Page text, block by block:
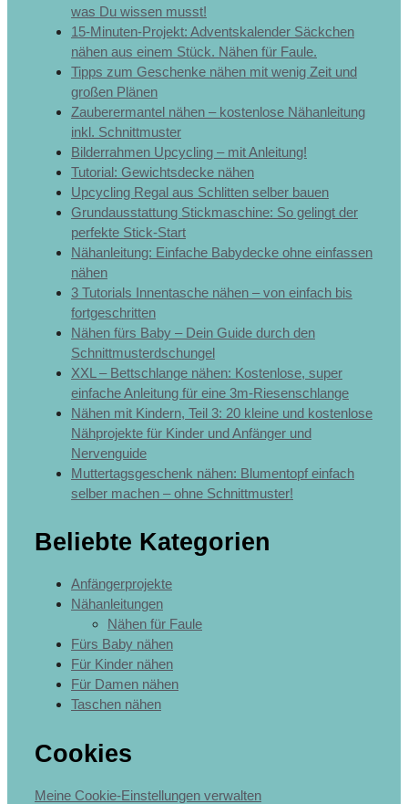
was Du wissen musst!
15-Minuten-Projekt: Adventskalender Säckchen
nähen aus einem Stück. Nähen für Faule.
Tipps zum Geschenke nähen mit wenig Zeit und
großen Plänen
Zauberermantel nähen – kostenlose Nähanleitung
inkl. Schnittmuster
Bilderrahmen Upcycling – mit Anleitung!
Tutorial: Gewichtsdecke nähen
Upcycling Regal aus Schlitten selber bauen
Grundausstattung Stickmaschine: So gelingt der
perfekte Stick-Start
Nähanleitung: Einfache Babydecke ohne einfassen
nähen
3 Tutorials Innentasche nähen – von einfach bis
fortgeschritten
Nähen fürs Baby – Dein Guide durch den
Schnittmusterdschungel
XXL – Bettschlange nähen: Kostenlose, super
einfache Anleitung für eine 3m-Riesenschlange
Nähen mit Kindern, Teil 3: 20 kleine und kostenlose
Nähprojekte für Kinder und Anfänger und
Nervenguide
Muttertagsgeschenk nähen: Blumentopf einfach
selber machen – ohne Schnittmuster!
Beliebte Kategorien
Anfängerprojekte
Nähanleitungen
Nähen für Faule
Fürs Baby nähen
Für Kinder nähen
Für Damen nähen
Taschen nähen
Cookies
Meine Cookie-Einstellungen verwalten